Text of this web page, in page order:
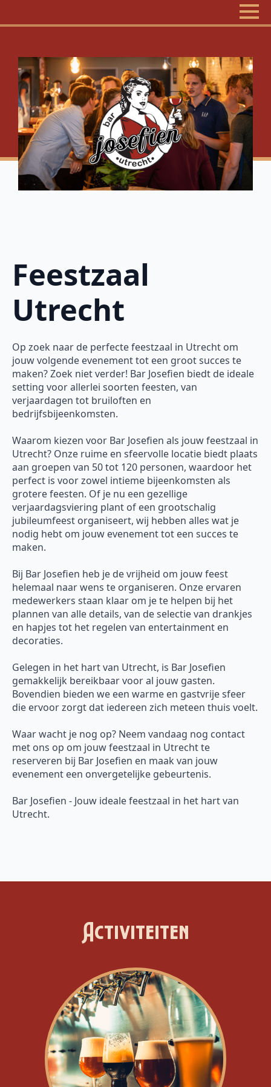
Feestzaal
Utrecht
Op zoek naar de perfecte feestzaal in Utrecht om
jouw volgende evenement tot een groot succes te
maken? Zoek niet verder! Bar Josefien biedt de ideale
setting voor allerlei soorten feesten, van
verjaardagen tot bruiloften en
bedrijfsbijeenkomsten.
Waarom kiezen voor Bar Josefien als jouw feestzaal in
Utrecht? Onze ruime en sfeervolle locatie biedt plaats
aan groepen van 50 tot 120 personen, waardoor het
perfect is voor zowel intieme bijeenkomsten als
grotere feesten. Of je nu een gezellige
verjaardagsviering plant of een grootschalig
jubileumfeest organiseert, wij hebben alles wat je
nodig hebt om jouw evenement tot een succes te
maken.
Bij Bar Josefien heb je de vrijheid om jouw feest
helemaal naar wens te organiseren. Onze ervaren
medewerkers staan klaar om je te helpen bij het
plannen van alle details, van de selectie van drankjes
en hapjes tot het regelen van entertainment en
decoraties.
Gelegen in het hart van Utrecht, is Bar Josefien
gemakkelijk bereikbaar voor al jouw gasten.
Bovendien bieden we een warme en gastvrije sfeer
die ervoor zorgt dat iedereen zich meteen thuis voelt.
Waar wacht je nog op? Neem vandaag nog contact
met ons op om jouw feestzaal in Utrecht te
reserveren bij Bar Josefien en maak van jouw
evenement een onvergetelijke gebeurtenis.
Bar Josefien - Jouw ideale feestzaal in het hart van
Utrecht.
Activiteiten